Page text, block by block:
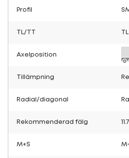
Profil
TL/TT
Axelposition
Tillämpning
Radial/diagonal
Rekommenderad fälg
M+S